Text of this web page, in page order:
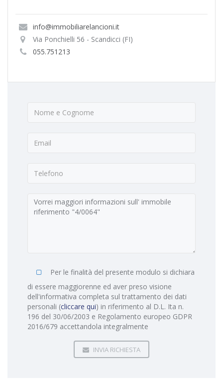
info@immobiliarelancioni.it
Via Ponchielli 56 - Scandicci (FI)
055.751213
Per le finalità del presente modulo si dichiara
di essere maggiorenne ed aver preso visione
dell'informativa completa sul trattamento dei dati
personali (cliccare qui) in riferimento al D.L. Ita n.
196 del 30/06/2003 e Regolamento europeo GDPR
2016/679 accettandola integralmente
INVIA RICHIESTA